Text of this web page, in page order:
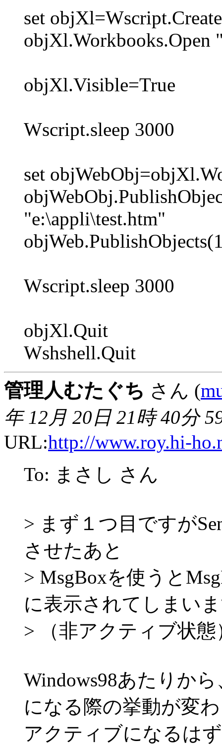
set
objXl.Workbooks.Open
objXl.Visible=True
Wscript.sleep 3000
set
"e:\appli\test.htm"
Wscript.sleep 3000
objXl.Quit
Wshshell.Quit
管理人むたぐち さん (
年 12月 20日 21時 40分
URL:http://www.roy.hi-
To: まさし さん
> まず１つ目ですが
させたあと
> MsgBoxを使うと
に表示されてしまい
> （非アクティブ状態
Windows98あたりか
になる際の挙動が変
アクティブになるは